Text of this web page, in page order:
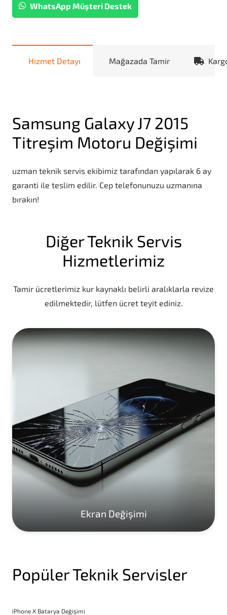
WhatsApp Müşteri Destek
Hizmet Detayı Mağazada Tamir
Samsung Galaxy J7 2015
Titreşim Motoru Değişimi
uzman teknik servis ekibimiz tarafından yapılarak 6 ay
garanti ile teslim edilir. Cep telefonunuzu uzmanına
bırakın!
Diğer Teknik Servis
Hizmetlerimiz
Tamir ücretlerimiz kur kaynaklı belirli aralıklarla revize
edilmektedir, lütfen ücret teyit ediniz.
Ekran Değişimi
Popüler Teknik Servisler
iPhone X Batarya Değişimi